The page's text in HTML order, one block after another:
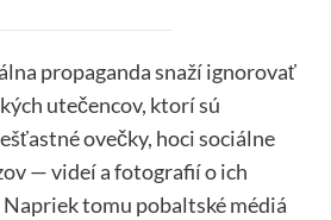
propaganda snaží ignorovať
utečencov, ktorí sú
ovečky, hoci sociálne
— videí a fotografií o ich
tomu pobaltské médiá